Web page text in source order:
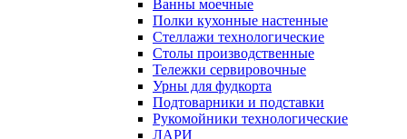
Ванны моечные
Полки кухонные настенные
Стеллажи технологические
Столы производственные
Тележки сервировочные
Урны для фудкорта
Подтоварники и подставки
Рукомойники технологические
ЛАРИ